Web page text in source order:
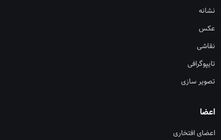
نشانه
عکس
نقاشی
تایپوگرافی
تصویر سازی
اعضا
اعضای افتخاری